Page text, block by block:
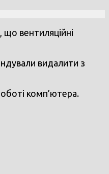
що вентиляційні
видалити з
комп’ютера.